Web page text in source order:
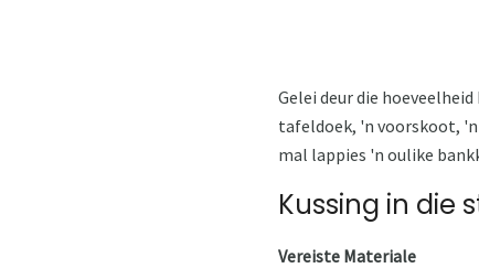
Gelei deur die
tafeldoek, 'n voorskoot,
mal lappies 'n oulike
Kussing in die
Vereiste Materiale